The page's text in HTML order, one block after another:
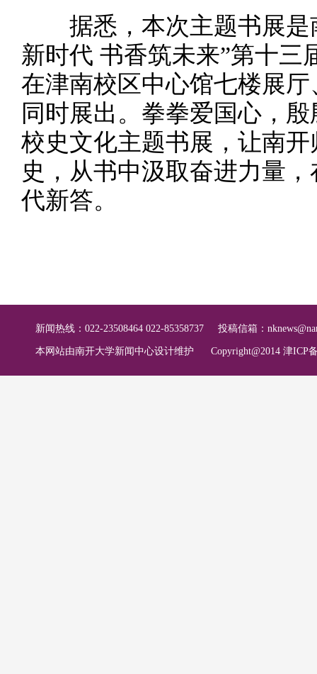
据悉，本次主题书展是
新时代 书香筑未来”第十三
在津南校区中心馆七楼展
同时展出。拳拳爱国心，
校史文化主题书展，让南
史，从书中汲取奋进力量
代新答。
新闻热线：022-23508464 022-85358737 投稿信箱：
本网站由南开大学新闻中心设计维护 Copyright@2014 津ICP